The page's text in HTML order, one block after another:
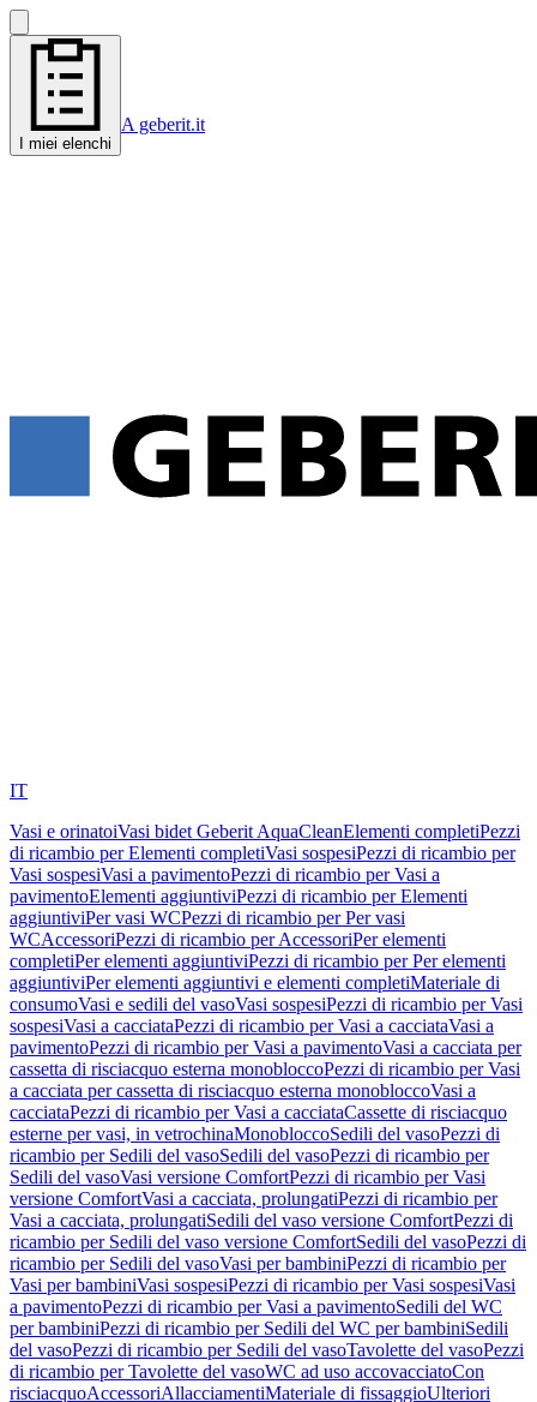
I miei elenchi
A geberit.it
IT
Vasi e orinatoiVasi bidet Geberit AquaCleanElementi completiPezzi
di ricambio per Elementi completiVasi sospesiPezzi di ricambio per
Vasi sospesiVasi a pavimentoPezzi di ricambio per Vasi a
pavimentoElementi aggiuntiviPezzi di ricambio per Elementi
aggiuntiviPer vasi WCPezzi di ricambio per Per vasi
WCAccessoriPezzi di ricambio per AccessoriPer elementi
completiPer elementi aggiuntiviPezzi di ricambio per Per elementi
aggiuntiviPer elementi aggiuntivi e elementi completiMateriale di
consumoVasi e sedili del vasoVasi sospesiPezzi di ricambio per Vasi
sospesiVasi a cacciataPezzi di ricambio per Vasi a cacciataVasi a
pavimentoPezzi di ricambio per Vasi a pavimentoVasi a cacciata per
cassetta di risciacquo esterna monobloccoPezzi di ricambio per Vasi
a cacciata per cassetta di risciacquo esterna monobloccoVasi a
cacciataPezzi di ricambio per Vasi a cacciataCassette di risciacquo
esterne per vasi, in vetrochinaMonobloccoSedili del vasoPezzi di
ricambio per Sedili del vasoSedili del vasoPezzi di ricambio per
Sedili del vasoVasi versione ComfortPezzi di ricambio per Vasi
versione ComfortVasi a cacciata, prolungatiPezzi di ricambio per
Vasi a cacciata, prolungatiSedili del vaso versione ComfortPezzi di
ricambio per Sedili del vaso versione ComfortSedili del vasoPezzi di
ricambio per Sedili del vasoVasi per bambiniPezzi di ricambio per
Vasi per bambiniVasi sospesiPezzi di ricambio per Vasi sospesiVasi
a pavimentoPezzi di ricambio per Vasi a pavimentoSedili del WC
per bambiniPezzi di ricambio per Sedili del WC per bambiniSedili
del vasoPezzi di ricambio per Sedili del vasoTavolette del vasoPezzi
di ricambio per Tavolette del vasoWC ad uso accovacciatoCon
risciacquoAccessoriAllacciamentiMateriale di fissaggioUlteriori